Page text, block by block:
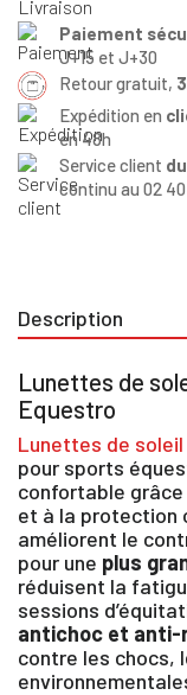
Paiement
J+15 et J+30
Retour gratuit,
Expédition en
en 48h
Service client
continu au 02 40
Description
Lunettes de
Equestro
Lunettes de soleil
pour sports
confortable grâce
et à la protection
améliorent le
pour une plus
réduisent la
sessions
antichoc et anti-
contre les chocs,